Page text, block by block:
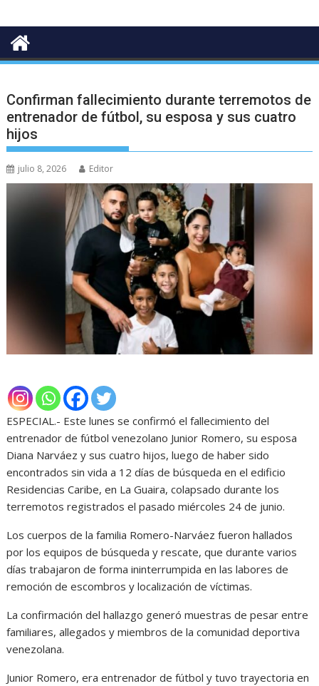
Confirman fallecimiento durante terremotos de
entrenador de fútbol, su esposa y sus cuatro
hijos
julio 8, 2026 Editor
ESPECIAL.- Este lunes se confirmó el fallecimiento del
entrenador de fútbol venezolano Junior Romero, su esposa
Diana Narváez y sus cuatro hijos, luego de haber sido
encontrados sin vida a 12 días de búsqueda en el edificio
Residencias Caribe, en La Guaira, colapsado durante los
terremotos registrados el pasado miércoles 24 de junio.
Los cuerpos de la familia Romero-Narváez fueron hallados
por los equipos de búsqueda y rescate, que durante varios
días trabajaron de forma ininterrumpida en las labores de
remoción de escombros y localización de víctimas.
La confirmación del hallazgo generó muestras de pesar entre
familiares, allegados y miembros de la comunidad deportiva
venezolana.
Junior Romero, era entrenador de fútbol y tuvo trayectoria en